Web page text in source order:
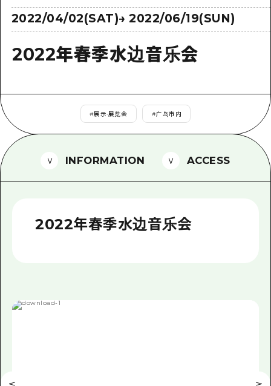
夜晚生活
世界遗产
学习·体验
历史·文化
自然
艺北
宫岛周边
短途旅行
半天
1晚2天
宫岛周边
东山口
访问访问
次要流量摘要
设施拥堵
行李寄存和运送服务
广岛表情周游券
广岛免费无线上网
面向外国游客的街角旅游信息中心
通过视频介绍广岛县的魅力！
新闻
2022/04/02(SAT)→2022/06/19(SUN)
2022年春季水边音乐会
#展示·展览会 #广岛市内
INFORMATION ACCESS
2022年春季水边音乐会